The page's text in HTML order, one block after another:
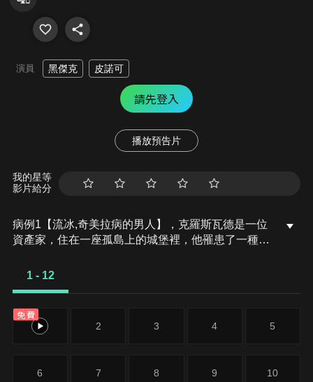
演員 黑傑克 皮諾可
請先登入
播放預告片
我的星等
影片給分
病例1【流冰,奇美拉病的男人】，克羅斯瓦德是一位
資產家，住在一座孤島上的城堡裡，他罹患了一種會
之謎的黑傑克，最後發現這座島上，並不是只有克羅
1 - 12
免費
1 2 3 4 5
6 7 8 9 10